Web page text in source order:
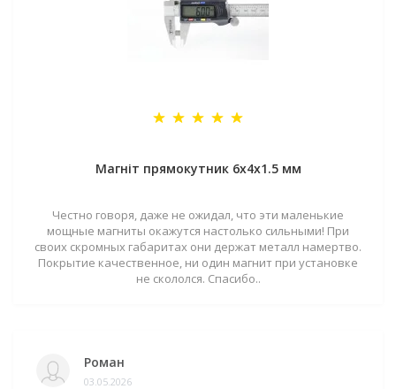
Магніт прямокутник 6х4х1.5 мм
Честно говоря, даже не ожидал, что эти маленькие
мощные магниты окажутся настолько сильными! При
своих скромных габаритах они держат металл намертво.
Покрытие качественное, ни один магнит при установке
не скололся. Спасибо..
Роман
03.05.2026